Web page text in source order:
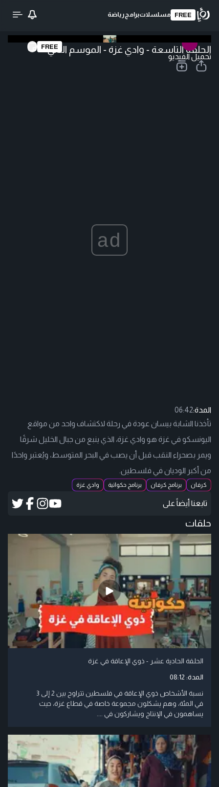
FREE مسلسلاتبرامج رياضة
تحميل الفيديو
FREE
الحلقة التاسعة - وادي غزة - الموسم الثاني
ad
المدة:06:42
تأخذنا الشابة بيسان عودة في رحلة لاكتشاف واحد من مواقع
اليونسكو في غزة هو وادي غزة، الذي ينبع من جبال الخليل شرقًا
ويمر بصحراء النقب قبل أن يصب في البحر المتوسط، ويُعتبر واحدًا
من أكبر الوديان في فلسطين.
كرفان برنامج كرفان برنامج حكواتية وادي غزة
تابعنا أيضاً على
حلقات
الحلقة الحادية عشر - ذوي الإعاقة في غزة
المدة: 08:12
نسبة الأشخاص ذوي الإعاقة في فلسطين تتراوح بين 2 إلى 3
في المئة، وهم يشكلون مجموعة خاصة في قطاع غزة، حيث
يساهمون في الإنتاج ويشاركون في ....